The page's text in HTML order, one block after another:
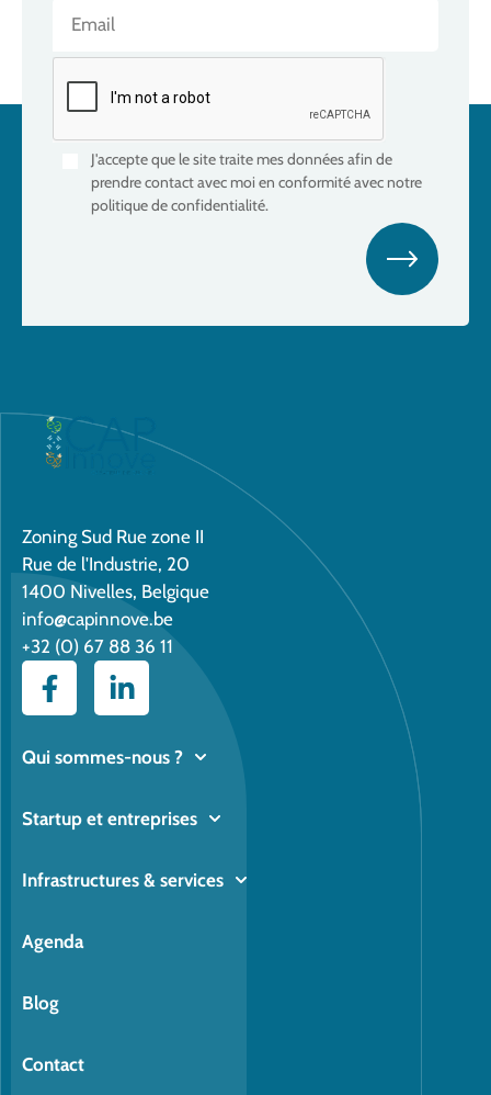
J'accepte que le site traite mes données afin de
prendre contact avec moi en conformité avec notre
politique de confidentialité.
Zoning Sud Rue zone II
Rue de l'Industrie, 20
1400 Nivelles, Belgique
info@capinnove.be
+32 (0) 67 88 36 11
Qui sommes-nous ?
Startup et entreprises
Infrastructures & services
Agenda
Blog
Contact